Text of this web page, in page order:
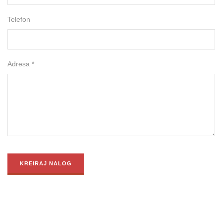
Telefon
Adresa *